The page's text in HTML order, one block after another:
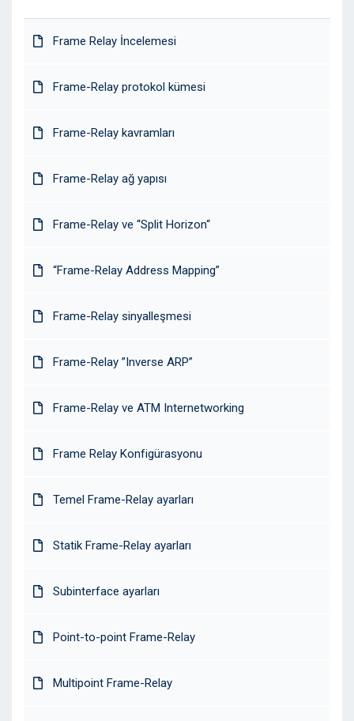
Frame Relay İncelemesi
Frame-Relay protokol kümesi
Frame-Relay kavramları
Frame-Relay ağ yapısı
Frame-Relay ve “Split Horizon“
“Frame-Relay Address Mapping”
Frame-Relay sinyalleşmesi
Frame-Relay ”Inverse ARP”
Frame-Relay ve ATM Internetworking
Frame Relay Konfigürasyonu
Temel Frame-Relay ayarları
Statik Frame-Relay ayarları
Subinterface ayarları
Point-to-point Frame-Relay
Multipoint Frame-Relay